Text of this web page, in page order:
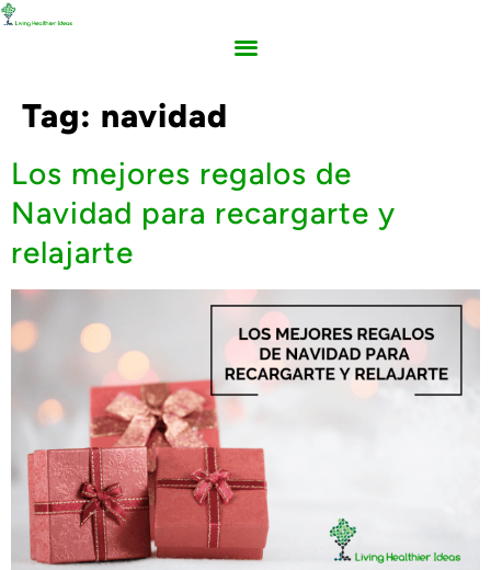
Tag: navidad
Los mejores regalos de
Navidad para recargarte y
relajarte